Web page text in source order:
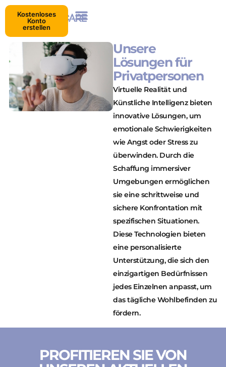
Kostenloses
Konto
erstellen
Unsere
Lösungen für
Privatpersonen
Virtuelle Realität und
Künstliche Intelligenz bieten
innovative Lösungen, um
emotionale Schwierigkeiten
wie Angst oder Stress zu
überwinden. Durch die
Schaffung immersiver
Umgebungen ermöglichen
sie eine schrittweise und
sichere Konfrontation mit
spezifischen Situationen.
Diese Technologien bieten
eine personalisierte
Unterstützung, die sich den
einzigartigen Bedürfnissen
jedes Einzelnen anpasst, um
das tägliche Wohlbefinden zu
fördern.
PROFITIEREN SIE VON